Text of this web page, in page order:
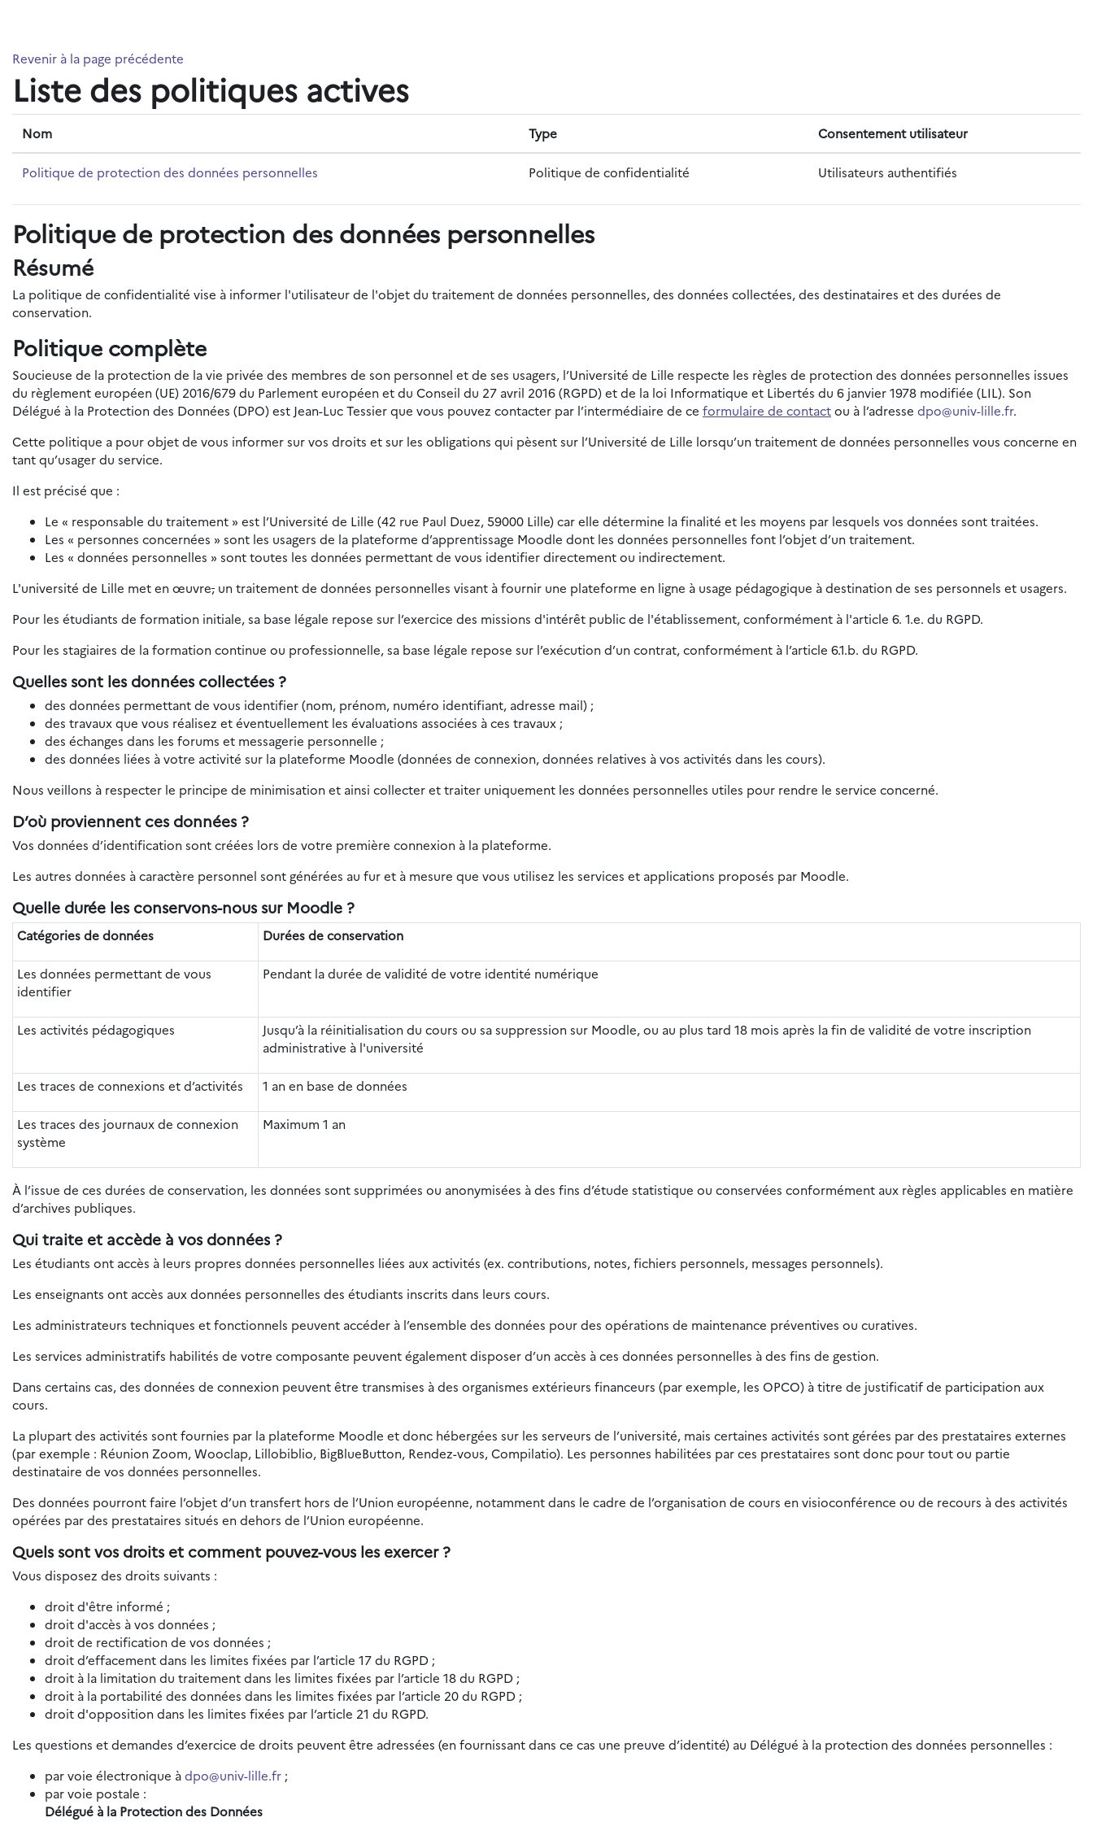
Revenir à la page précédente
Liste des politiques actives
Nom Type Consentement utilisateur
Politique de protection des données personnelles Politique de confidentialité Utilisateurs authentifiés
Politique de protection des données personnelles
Résumé
La politique de confidentialité vise à informer l'utilisateur de l'objet du traitement de données personnelles, des données collectées, des destinataires et des durées de
conservation.
Politique complète
Soucieuse de la protection de la vie privée des membres de son personnel et de ses usagers, l’Université de Lille respecte les règles de protection des données personnelles issues
du règlement européen (UE) 2016/679 du Parlement européen et du Conseil du 27 avril 2016 (RGPD) et de la loi Informatique et Libertés du 6 janvier 1978 modifiée (LIL). Son
Délégué à la Protection des Données (DPO) est Jean-Luc Tessier que vous pouvez contacter par l’intermédiaire de ce formulaire de contactou à l’adresse dpo@univ-lille.fr.
Cette politique a pour objet de vous informer sur vos droits et sur les obligations qui pèsent sur l’Université de Lille lorsqu’un traitement de données personnelles vous concerne en
tant qu’usager du service.
Il est précisé que :
Le « responsable du traitement » est l’Université de Lille (42 rue Paul Duez, 59000 Lille) car elle détermine la finalité et les moyens par lesquels vos données sont traitées.
Les « personnes concernées » sont les usagers de la plateforme d’apprentissage Moodle dont les données personnelles font l’objet d’un traitement.
Les « données personnelles » sont toutes les données permettant de vous identifier directement ou indirectement.
L'université de Lille met en œuvre, un traitement de données personnelles visant à fournir une plateforme en ligne à usage pédagogique à destination de ses personnels et usagers.
Pour les étudiants de formation initiale, sa base légale repose sur l’exercice des missions d'intérêt public de l'établissement, conformément à l'article 6. 1.e. du RGPD.
Pour les stagiaires de la formation continue ou professionnelle, sa base légale repose sur l’exécution d’un contrat, conformément à l’article 6.1.b. du RGPD.
Quelles sont les données collectées ?
des données permettant de vous identifier (nom, prénom, numéro identifiant, adresse mail) ;
des travaux que vous réalisez et éventuellement les évaluations associées à ces travaux ;
des échanges dans les forums et messagerie personnelle ;
des données liées à votre activité sur la plateforme Moodle (données de connexion, données relatives à vos activités dans les cours).
Nous veillons à respecter le principe de minimisation et ainsi collecter et traiter uniquement les données personnelles utiles pour rendre le service concerné.
D’où proviennent ces données ?
Vos données d’identification sont créées lors de votre première connexion à la plateforme.
Les autres données à caractère personnel sont générées au fur et à mesure que vous utilisez les services et applications proposés par Moodle.
Quelle durée les conservons-nous sur Moodle ?
Catégories de données Durées de conservation
Les données permettant de vous
identifier
Pendant la durée de validité de votre identité numérique
Les activités pédagogiques
Jusqu’à la réinitialisation du cours ou sa suppression sur Moodle, ou au plus tard 18 mois après la fin de validité de votre inscription
administrative à l'université
Les traces de connexions et d’activités 1 an en base de données
Les traces des journaux de connexion
système
Maximum 1 an
À l’issue de ces durées de conservation, les données sont supprimées ou anonymisées à des fins d’étude statistique ou conservées conformément aux règles applicables en matière
d’archives publiques.
Qui traite et accède à vos données ?
Les étudiants ont accès à leurs propres données personnelles liées aux activités (ex. contributions, notes, fichiers personnels, messages personnels).
Les enseignants ont accès aux données personnelles des étudiants inscrits dans leurs cours.
Les administrateurs techniques et fonctionnels peuvent accéder à l’ensemble des données pour des opérations de maintenance préventives ou curatives.
Les services administratifs habilités de votre composante peuvent également disposer d’un accès à ces données personnelles à des fins de gestion.
Dans certains cas, des données de connexion peuvent être transmises à des organismes extérieurs financeurs (par exemple, les OPCO) à titre de justificatif de participation aux
cours.
La plupart des activités sont fournies par la plateforme Moodle et donc hébergées sur les serveurs de l’université, mais certaines activités sont gérées par des prestataires externes
(par exemple : Réunion Zoom, Wooclap, Lillobiblio, BigBlueButton, Rendez-vous, Compilatio). Les personnes habilitées par ces prestataires sont donc pour tout ou partie
destinataire de vos données personnelles.
Des données pourront faire l’objet d’un transfert hors de l’Union européenne, notamment dans le cadre de l’organisation de cours en visioconférence ou de recours à des activités
opérées par des prestataires situés en dehors de l’Union européenne.
Quels sont vos droits et comment pouvez-vous les exercer ?
Vous disposez des droits suivants :
droit d'être informé ;
droit d'accès à vos données ;
droit de rectification de vos données ;
droit d’effacement dans les limites fixées par l’article 17 du RGPD ;
droit à la limitation du traitement dans les limites fixées par l’article 18 du RGPD ;
droit à la portabilité des données dans les limites fixées par l’article 20 du RGPD ;
droit d'opposition dans les limites fixées par l’article 21 du RGPD.
Les questions et demandes d’exercice de droits peuvent être adressées (en fournissant dans ce cas une preuve d’identité) au Délégué à la protection des données personnelles :
par voie électronique àdpo@univ-lille.fr ;
par voie postale :
Délégué à la Protection des Données